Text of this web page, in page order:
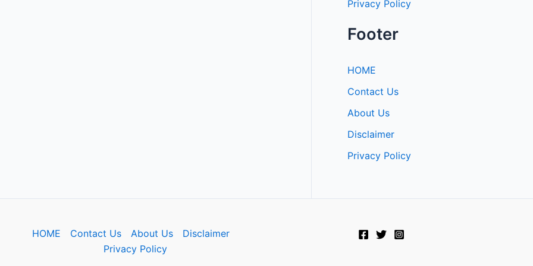
Privacy Policy
Footer
HOME
Contact Us
About Us
Disclaimer
Privacy Policy
HOME Contact Us About Us
Disclaimer
Privacy Policy